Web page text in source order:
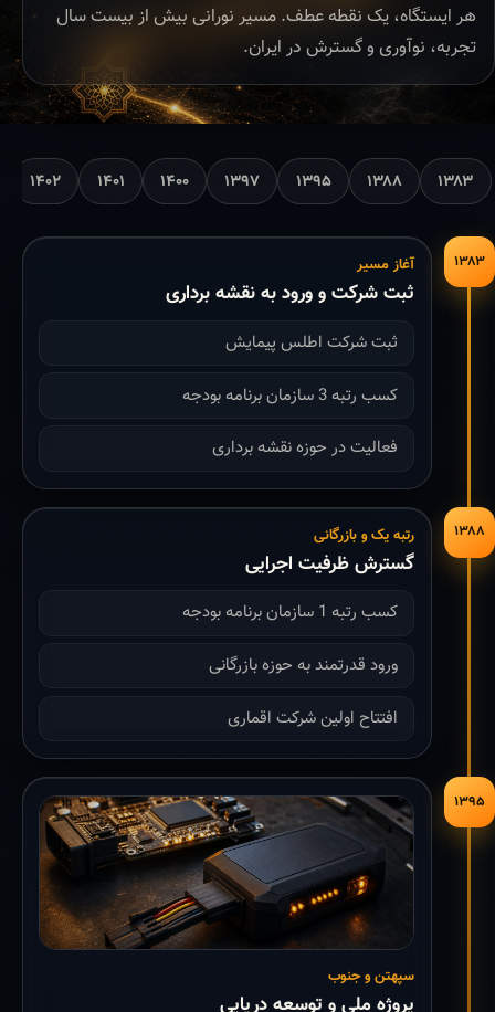
هر ایستگاه، یک نقطه عطف. مسیر نورانی بیش از بیست سال
تجربه، نوآوری و گسترش در ایران.
۱۳۸۳ ۱۳۸۸ ۱۳۹۵ ۱۳۹۷ ۱۴۰۰ ۱۴۰۱ ۱۴۰۲
۱۳۸۳ آغاز مسیر
ثبت شرکت و ورود به نقشه برداری
ثبت شرکت اطلس پیمایش
کسب رتبه 3 سازمان برنامه بودجه
فعالیت در حوزه نقشه برداری
۱۳۸۸ رتبه یک و بازرگانی
گسترش ظرفیت اجرایی
کسب رتبه 1 سازمان برنامه بودجه
ورود قدرتمند به حوزه بازرگانی
افتتاح اولین شرکت اقماری
۱۳۹۵
سپهتن و جنوب
پروژه ملی و توسعه دریایی